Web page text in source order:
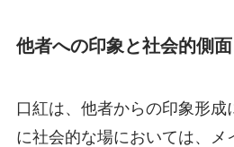
他者への印象と社会的側面
口紅は、他者からの印象形成
に社会的な場においては、メ